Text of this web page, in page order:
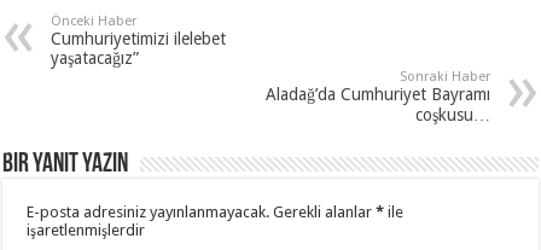
Önceki Haber
Cumhuriyetimizi ilelebet
yaşatacağız”
Sonraki Haber
Aladağ’da Cumhuriyet Bayramı
coşkusu…
Bir yanıt yazın
E-posta adresiniz yayınlanmayacak. Gerekli alanlar* ile
işaretlenmişlerdir